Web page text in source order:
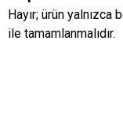
Hayır; ürün
ile tamamlanmalıdır.